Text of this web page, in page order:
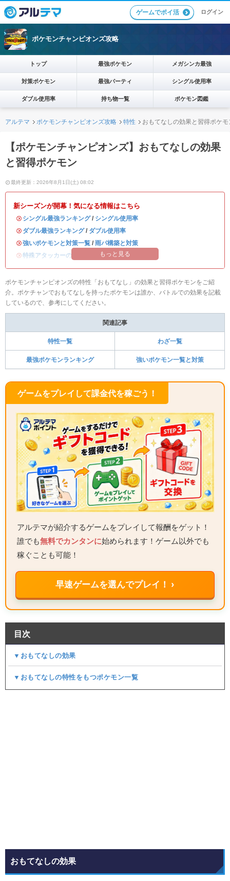
ゲームでポイ活 ログイン
ポケモンチャンピオンズ攻略
トップ 最強ポケモン メガシンカ最強
対策ポケモン 最強パーティ シングル使用率
ダブル使用率 持ち物一覧 ポケモン図鑑
アルテマ ポケモンチャンピオンズ攻略 特性 おもてなしの効果と習得ポケモ
【ポケモンチャンピオンズ】おもてなしの効果
と習得ポケモン
最終更新：2026年8月1日(土) 08:02
新シーズンが開幕！気になる情報はこちら
・ シングル最強ランキング/ シングル使用率
・ ダブル最強ランキング/ ダブル使用率
・強いポケモンと対策一覧 / 雨パ構築と対策
・特殊アタッカーのおすすめランキング
もっと見る
ポケモンチャンピオンズの特性「おもてなし」の効果と習得ポケモンをご紹
介。ポケチャンでおもてなしを持ったポケモンは誰か、バトルでの効果を記載
しているので、参考にしてください。
関連記事
特性一覧 わざ一覧
最強ポケモンランキング 強いポケモン一覧と対策
ゲームをプレイして課金代を稼ごう！
アルテマが紹介するゲームをプレイして報酬をゲット！
誰でも無料でカンタンに始められます！ゲーム以外でも
稼ぐことも可能！
早速ゲームを選んでプレイ！ ›
目次
▼おもてなしの効果
▼おもてなしの特性をもつポケモン一覧
おもてなしの効果